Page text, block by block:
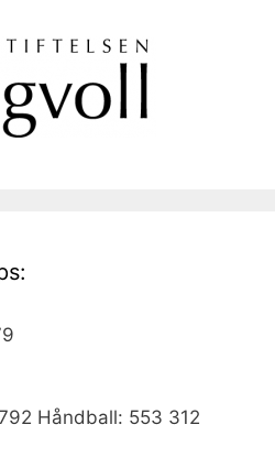
Håndball: 553 312